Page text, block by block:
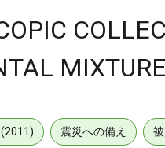
震災への備え